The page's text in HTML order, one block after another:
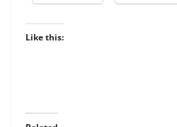
Like this: